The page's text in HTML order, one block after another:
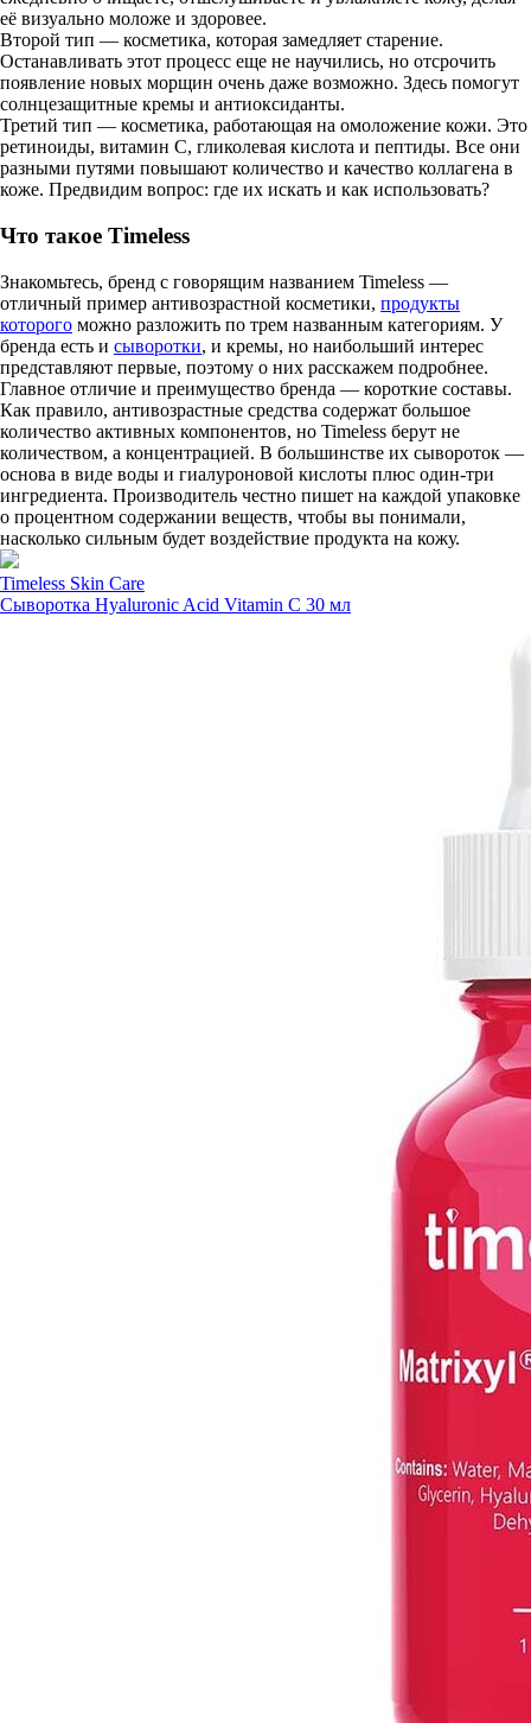
её визуально моложе и здоровее.
Второй тип — косметика, которая замедляет старение.
Останавливать этот процесс еще не научились, но отсрочить
появление новых морщин очень даже возможно. Здесь помогут
солнцезащитные кремы и антиоксиданты.
Третий тип — косметика, работающая на омоложение кожи. Это
ретиноиды, витамин С, гликолевая кислота и пептиды. Все они
разными путями повышают количество и качество коллагена в
коже. Предвидим вопрос: где их искать и как использовать?
Что такое Timeless
Знакомьтесь, бренд с говорящим названием Timeless —
отличный пример антивозрастной косметики, продукты
которого можно разложить по трем названным категориям. У
бренда есть и сыворотки, и кремы, но наибольший интерес
представляют первые, поэтому о них расскажем подробнее.
Главное отличие и преимущество бренда — короткие составы.
Как правило, антивозрастные средства содержат большое
количество активных компонентов, но Timeless берут не
количеством, а концентрацией. В большинстве их сывороток —
основа в виде воды и гиалуроновой кислоты плюс один-три
ингредиента. Производитель честно пишет на каждой упаковке
о процентном содержании веществ, чтобы вы понимали,
насколько сильным будет воздействие продукта на кожу.
Timeless Skin Care
Сыворотка Hyaluronic Acid Vitamin C 30 мл